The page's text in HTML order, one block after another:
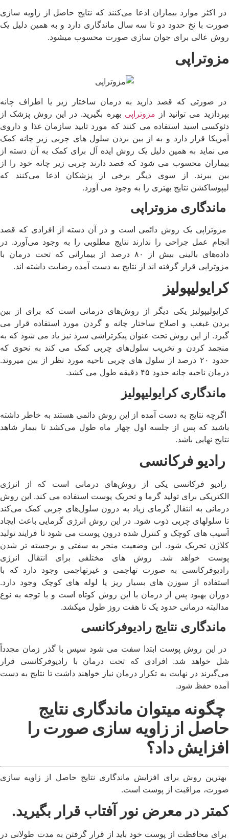
در اکثر موارد بیماران ادعا می‌کنند که نتایج حاصل از زاویه سازی
صورت با نخ حدود دو تا سه سال ماندگاری دارد و به همین دلیل یک
روش عالی برای جوان سازی صورت محسوب میشود.
مزوتراپی
در صورتی که قصد دارید به درمان ساختار زیر یا اطراف چانه
بپردازید می توانید از مزوتراپی بهره بگیرید. در این روش پزشک از
دئوکسی اسید استفاده می کنند که مورد تایید سازمان غذا و داروی
آمریکا قرار دارد و به از بین بردن سلول های چربی زیر چانه کمک
می نماید به همین دلیل یک روش ایده آل برای کمک به آن دسته از
بیماران محسوب می شود که قصد دارند چربی زیر چانه خود را از
بین ببرند. از سوی دیگر برخی از پزشکان ادعا می‌کنند که
لیپوساکشن نتایج بهتری را به وجود می آورد.
ماندگاری مزوتراپی
مزوتراپی یک روش دائمی است و در آن دسته از افرادی که قصد
انجام عمل جراحی را ندارند نتایج مطلوبی را به وجود می‌آورد. در
داده‌های بالینی بیش از ۸۰ درصد از بیمارانی که تحت درمان با
مزوتراپی قرار گرفته اند از نتایج به دست آمده رضایت داشته اند.
کرایولیپولیز
کرایولیپولیز یکی دیگر از روش‌های درمانی است که برای از بین
بردن غبغب و اصلاح ساختار چانه و گردن مورد استفاده قرار می
گیرد. از این روش تحت عنوان پیکرتراشی سرد نیز یاد می شود که به
منجمد کردن و تخریب سلول‌های چربی کمک می کند به نحوی که
حدود ۲۰ درصد از سلول های چربی ناحیه مورد نظر از بین میروند.
درمان ناحیه چانه حدود ۴۵ دقیقه طول می کشد.
ماندگاری کرایولیپولیز
اگرچه نتایج به دست آمده از این روش دائمی هستند به خاطر داشته
باشید که پس از جلسه اول چهار ماه طول می‌کشد تا بیمار شاهد
نتایج نهایی باشد.
رادیو فرکانسی
رادیو فرکانسی یکی از روش‌های درمانی است که از انرژی
الکتریکی برای تولید گرما و تحریک پوست استفاده می کند. این روش
درمانی به انتقال گرمای زیاد به درون سلول‌های چربی کمک می‌کند
تا سلولهای چربی ذوب شود. در این روش انرژی گرمایی باعث ایجاد
آسیب های کوچک و کنترل شده درون پوست می شود تا فرایند تولید
کلاژن تحریک شود. این وضعیت منجر به سفتی و برجسته تر شدن
پوست خواهد شد. روش های مختلفی برای انتقال انرژی
رادیوفرکانسی به صورت تهاجمی و غیرتهاجمی وجود دارد که با
استفاده از سوزن های بسیار ریز یا لوله های کوچک وجود دارد.
دوران بهبود پس از درمان با این روش کوتاه است و با توجه به نوع
مدالیته درمانی حدود یک تا هفت روز طول میکشد.
ماندگاری نتایج رادیوفرکانسی
در این روش پوست ابتدا سفت می شود سپس با گذر زمان مجدداً
شل خواهد شد. افرادی که تحت درمان با رادیوفرکانسی قرار
می‌گیرند در نهایت به تکرار درمان نیاز خواهند داشت تا نتایج به دست
آمده حفظ شود.
چگونه میتوان ماندگاری نتایج
حاصل از زاویه سازی صورت را
افزایش داد؟
بهترین روش برای افزایش ماندگاری نتایج حاصل از زاویه سازی
صورت، مراقبت از پوست است.
کمتر در معرض نور آفتاب قرار بگیرید.
برای محافظت از پوست خود باید از قرار گرفتن به مدت طولانی در